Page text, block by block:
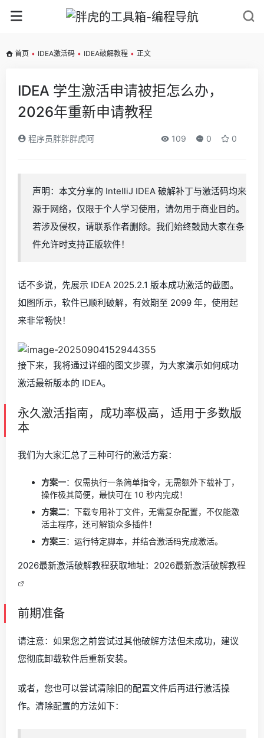
首页 • IDEA激活码 • IDEA破解教程 • 正文
IDEA 学生激活申请被拒怎么办，
2026年重新申请教程
程序员胖胖胖虎阿 109 0 0
声明：本文分享的 IntelliJ IDEA 破解补丁与激活码均来
源于网络，仅限于个人学习使用，请勿用于商业目的。
若涉及侵权，请联系作者删除。我们始终鼓励大家在条
件允许时支持正版软件！
话不多说，先展示 IDEA 2025.2.1 版本成功激活的截图。
如图所示，软件已顺利破解，有效期至 2099 年，使用起
来非常畅快！
接下来，我将通过详细的图文步骤，为大家演示如何成功
激活最新版本的 IDEA。
永久激活指南，成功率极高，适用于多数版
本
我们为大家汇总了三种可行的激活方案：
方案一：仅需执行一条简单指令，无需额外下载补丁，
操作极其简便，最快可在 10 秒内完成！
方案二：下载专用补丁文件，无需复杂配置，不仅能激
活主程序，还可解锁众多插件！
方案三：运行特定脚本，并结合激活码完成激活。
2026最新激活破解教程获取地址： 2026最新激活破解教程
前期准备
请注意：如果您之前尝试过其他破解方法但未成功，建议
您彻底卸载软件后重新安装。
或者，您也可以尝试清除旧的配置文件后再进行激活操
作。清除配置的方法如下：